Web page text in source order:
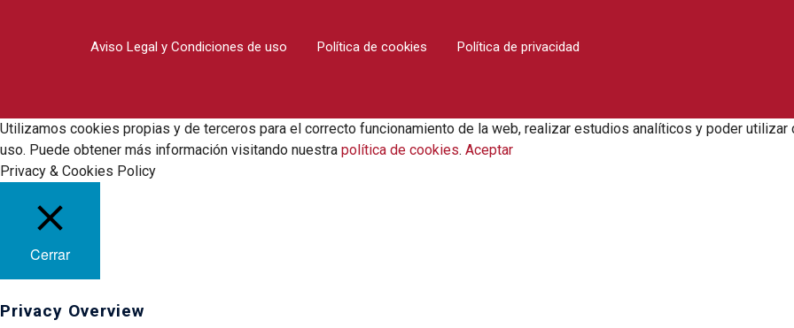
Aviso Legal y Condiciones de uso Política de cookies Política de privacidad
Utilizamos cookies propias y de terceros para el correcto funcionamiento de la web, realizar estudios analíticos y poder
uso. Puede obtener más información visitando nuestra política de cookies. Aceptar
Privacy & Cookies Policy
Cerrar
Privacy Overview